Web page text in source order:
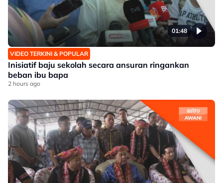
01:48
VIDEO TERKINI & POPULAR
Inisiatif baju sekolah secara ansuran ringankan
beban ibu bapa
2 hours ago